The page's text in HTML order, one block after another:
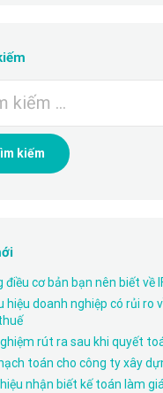
điều cơ bản bạn nên biết về
hiệu doanh nghiệp có rủi ro
rút ra sau khi quyết
toán cho công ty xây
nhận biết kế toán làm